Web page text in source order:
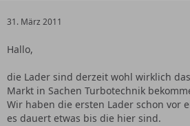
31. März 2011
Hallo,
die Lader sind derzeit wohl wirklich
Markt in Sachen Turbotechnik
Wir haben die ersten Lader schon vor
es dauert etwas bis die hier sind.